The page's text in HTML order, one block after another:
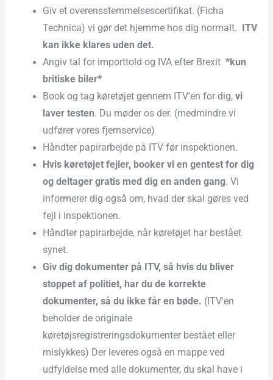
Giv et overensstemmelsescertifikat. (Ficha
Technica) vi gør det hjemme hos dig normalt.
ITV
kan ikke klares uden det.
Angiv tal for importtold og IVA efter Brexit*kun
britiske biler*
Book og tag køretøjet gennem ITV'en for dig,vi
laver testen. Du møder os der. (medmindre vi
udfører vores fjernservice)
Håndter papirarbejde på ITV før inspektionen.
Hvis køretøjet fejler, booker vi en gentest for dig
og deltager gratis med dig en anden gang. Vi
informerer dig også om, hvad der skal gøres ved
fejl i inspektionen.
Håndter papirarbejde, når køretøjet har bestået
synet.
Giv dig dokumenter på ITV, så hvis du bliver
stoppet af politiet, har du de korrekte
dokumenter, så du ikke får en bøde. (ITV'en
beholder de originale
køretøjsregistreringsdokumenter bestået eller
mislykkes) Der leveres også en mappe ved
udfyldelse med alle dokumenter, du skal have i